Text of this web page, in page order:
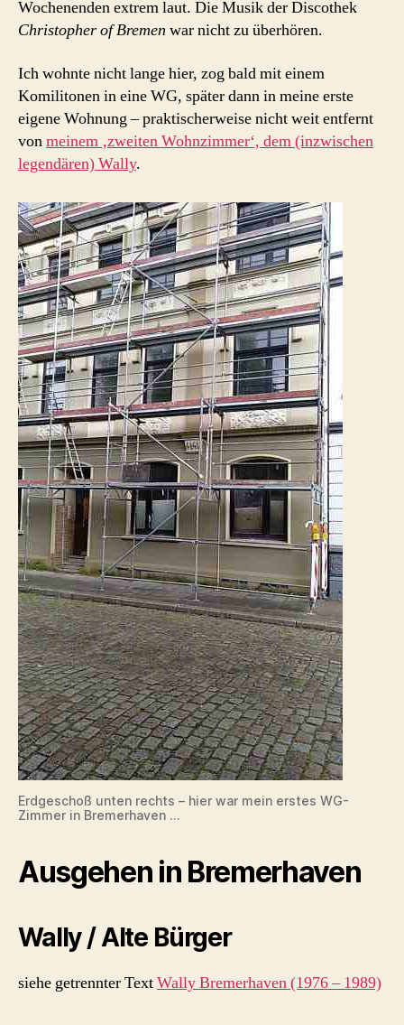
Wochenenden extrem laut. Die Musik der Discothek
Christopher of Bremen war nicht zu überhören.
Ich wohnte nicht lange hier, zog bald mit einem
Komilitonen in eine WG, später dann in meine erste
eigene Wohnung – praktischerweise nicht weit entfernt
vonmeinem ‚zweiten Wohnzimmer‘, dem (inzwischen
legendären) Wally.
Erdgeschoß unten rechts – hier war mein erstes WG-
Zimmer in Bremerhaven …
Ausgehen in Bremerhaven
Wally / Alte Bürger
siehe getrennter TextWally Bremerhaven (1976 – 1989)